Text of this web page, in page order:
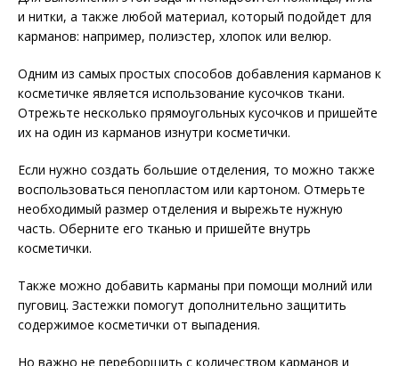
и нитки, а также любой материал, который подойдет для
карманов: например, полиэстер, хлопок или велюр.
Одним из самых простых способов добавления карманов к
косметичке является использование кусочков ткани.
Отрежьте несколько прямоугольных кусочков и пришейте
их на один из карманов изнутри косметички.
Если нужно создать большие отделения, то можно также
воспользоваться пенопластом или картоном. Отмерьте
необходимый размер отделения и вырежьте нужную
часть. Оберните его тканью и пришейте внутрь
косметички.
Также можно добавить карманы при помощи молний или
пуговиц. Застежки помогут дополнительно защитить
содержимое косметички от выпадения.
Но важно не переборщить с количеством карманов и